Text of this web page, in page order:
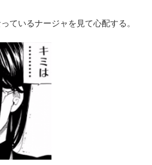
ているナージャを見て心配する。